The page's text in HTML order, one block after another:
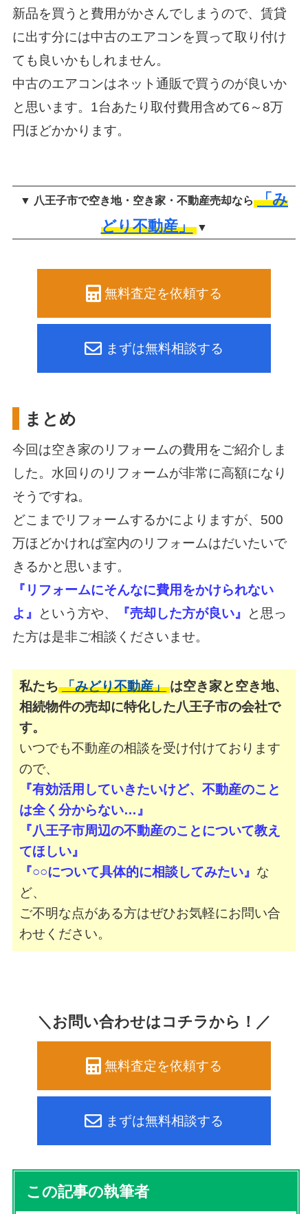
新品を買うと費用がかさんでしまうので、賃貸
に出す分には中古のエアコンを買って取り付け
ても良いかもしれません。
中古のエアコンはネット通販で買うのが良いか
と思います。1台あたり取付費用含めて6～8万
円ほどかかります。
▼ 八王子市で空き地・空き家・不動産売却なら 「み
どり不動産」 ▼
無料査定を依頼する
まずは無料相談する
まとめ
今回は空き家のリフォームの費用をご紹介しま
した。水回りのリフォームが非常に高額になり
そうですね。
どこまでリフォームするかによりますが、500
万ほどかければ室内のリフォームはだいたいで
きるかと思います。
『リフォームにそんなに費用をかけられない
よ』
という方や、 『売却した方が良い』
と思っ
た方は是非ご相談くださいませ。
私たち 「みどり不動産」 は空き家と空き地、
相続物件の売却に特化した八王子市の会社で
す。
いつでも不動産の相談を受け付けております
ので、
『有効活用していきたいけど、不動産のこと
は全く分からない…』
『八王子市周辺の不動産のことについて教え
てほしい』
『○○について具体的に相談してみたい』 な
ど、
ご不明な点がある方はぜひお気軽にお問い合
わせください。
＼お問い合わせはコチラから！／
無料査定を依頼する
まずは無料相談する
この記事の執筆者